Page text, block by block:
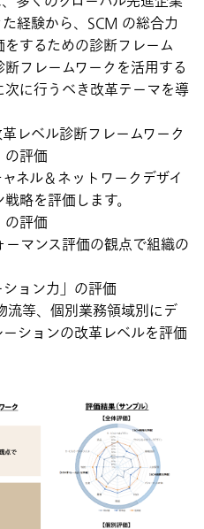
経験から、SCM の総合力
するための診断フレーム
フレームワークを活用する
に行うべき改革テーマを導
レベル診断フレームワーク
の評価
ネル＆ネットワークデザイ
略を評価します。
の評価
マンス評価の観点で組織の
ョン力」の評価
流等、個別業務領域別にデ
ションの改革レベルを評価